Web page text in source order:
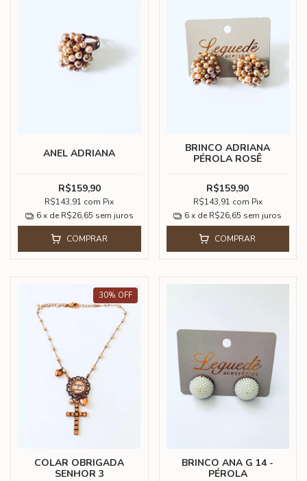
ANEL ADRIANA
R$159,90
R$143,91 com Pix
6 x de R$26,65 sem juros
COMPRAR
BRINCO ADRIANA
PÉROLA ROSÊ
R$159,90
R$143,91 com Pix
6 x de R$26,65 sem juros
COMPRAR
30% OFF
COLAR OBRIGADA
SENHOR 3
BRINCO ANA G 14 -
PÉROLA